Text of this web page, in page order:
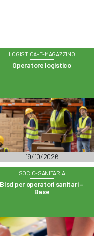
LOGISTICA-E-MAGAZZINO
Operatore logistico
19/10/2026
SOCIO-SANITARIA
Blsd per operatori sanitari –
Base